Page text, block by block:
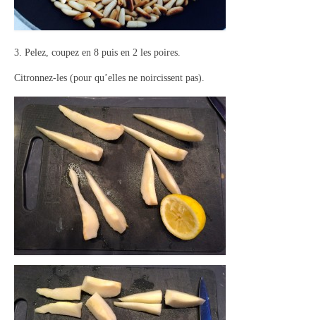
3. Pelez, coupez en 8 puis en 2 les poires.
Citronnez-les (pour qu’elles ne noircissent pas).